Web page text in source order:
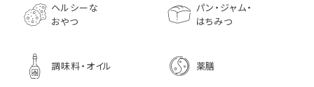
ヘルシーな
おやつ
パン・ジャム・
はちみつ
調味料・オイル 薬膳